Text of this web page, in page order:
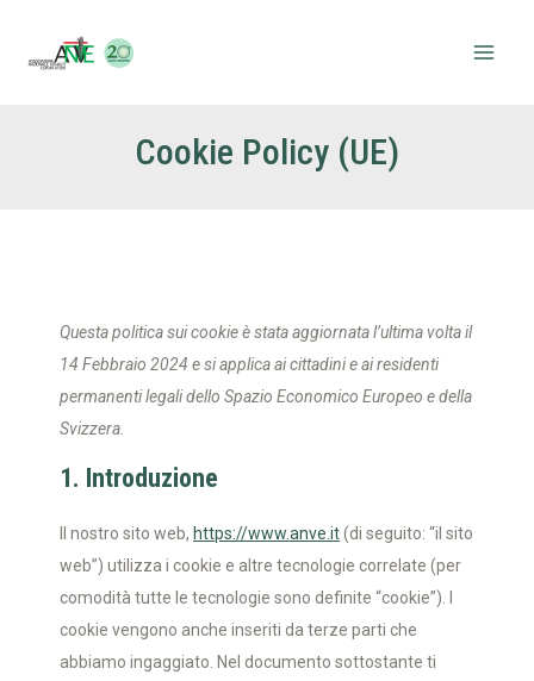
Cookie Policy (UE)
Questa politica sui cookie è stata aggiornata l’ultima volta il
14 Febbraio 2024 e si applica ai cittadini e ai residenti
permanenti legali dello Spazio Economico Europeo e della
Svizzera.
1. Introduzione
Il nostro sito web, https://www.anve.it(di seguito: “il sito
web”) utilizza i cookie e altre tecnologie correlate (per
comodità tutte le tecnologie sono definite “cookie”). I
cookie vengono anche inseriti da terze parti che
abbiamo ingaggiato. Nel documento sottostante ti
elementor
wordpress
google-
fonts
google-
maps
livechat
whatsapp
varie